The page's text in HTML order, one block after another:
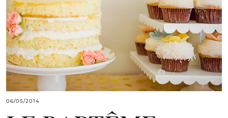
06/05/2014